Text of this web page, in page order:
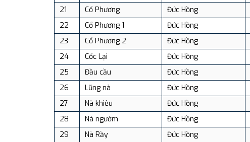
21
Cổ Phương Đức Hồng
22
Cổ Phương 1 Đức Hồng
23
Cổ Phương 2 Đức Hồng
24
Cốc Lại Đức Hồng
25
Đầu cầu Đức Hồng
26
Lũng nà Đức Hồng
27
Nà khiêu Đức Hồng
28
Nà ngườm Đức Hồng
29
Nà Rầy Đức Hồng